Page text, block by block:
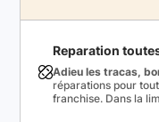
Reparation
Adieu les tracas,
réparations pour
franchise. Dans la